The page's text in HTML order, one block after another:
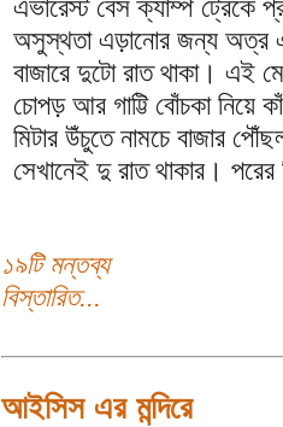
এভারেস্ট বেস ক্যাম্প ট্রেকে
অসুস্থতা এড়ানোর জন্য অত্র
বাজারে দুটো রাত থাকা। এই
চোপড় আর গাট্টি বোঁচকা নিয়ে
মিটার উঁচুতে নামচে বাজার
সেখানেই দু রাত থাকার।
১৯টি মন্তব্য
বিস্তারিত...
আইসিস এর মন্দিরে